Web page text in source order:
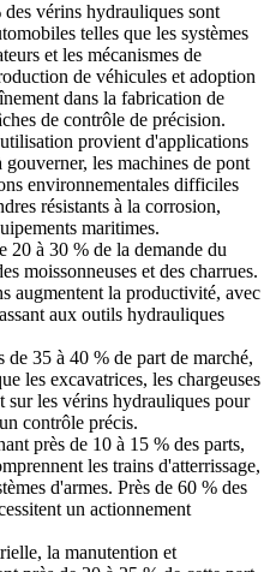
des vérins hydrauliques sont
telles que les systèmes
et les mécanismes de
de véhicules et adoption
dans la fabrication de
de contrôle de précision.
provient d'applications
les machines de pont
environnementales difficiles
résistants à la corrosion,
maritimes.
20 à 30 % de la demande du
moissonneuses et des charrues.
augmentent la productivité, avec
aux outils hydrauliques
de 35 à 40 % de part de marché,
les excavatrices, les chargeuses
sur les vérins hydrauliques pour
contrôle précis.
près de 10 à 15 % des parts,
les trains d'atterrissage,
d'armes. Près de 60 % des
un actionnement
la manutention et